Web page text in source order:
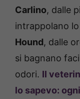
Carlino, dalle
intrappolano lo
Hound, dalle
si bagnano
odori. Il
lo sapevo: